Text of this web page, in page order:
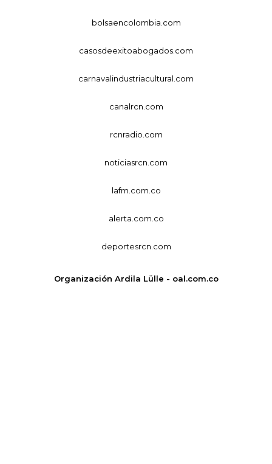
bolsaencolombia.com
casosdeexitoabogados.com
carnavalindustriacultural.com
canalrcn.com
rcnradio.com
noticiasrcn.com
lafm.com.co
alerta.com.co
deportesrcn.com
Organización Ardila Lülle - oal.com.co